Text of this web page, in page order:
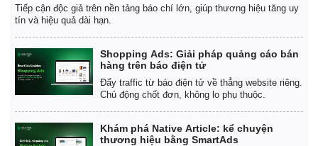
Tiếp cận độc giả trên nền tảng báo chí lớn, giúp thương hiệu tăng uy
tín và hiệu quả dài hạn.
Shopping Ads: Giải pháp quảng cáo bán
hàng trên báo điện tử
Đẩy traffic từ báo điện tử về thẳng website riêng.
Chủ động chốt đơn, không lo phụ thuộc.
Khám phá Native Article: kể chuyện
thương hiệu bằng SmartAds